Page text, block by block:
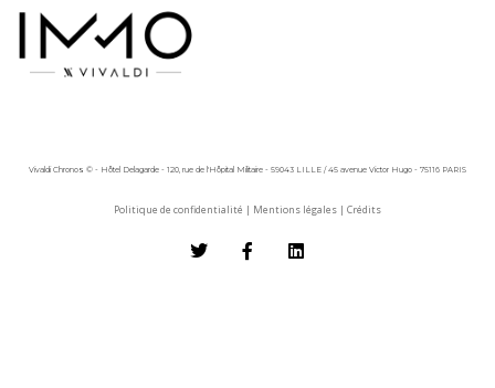
Vivaldi Chronos © - Hôtel Delagarde - 120, rue de l'Hôpital Militaire - 59043 LILLE / 45 avenue Victor Hugo - 75116 PARIS
Politique de confidentialité | Mentions légales | Crédits